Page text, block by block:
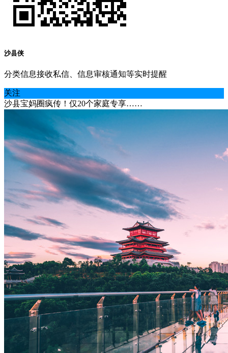
沙县侠
分类信息接收私信、信息审核通知等实时提醒
关注
沙县宝妈圈疯传！仅20个家庭专享……